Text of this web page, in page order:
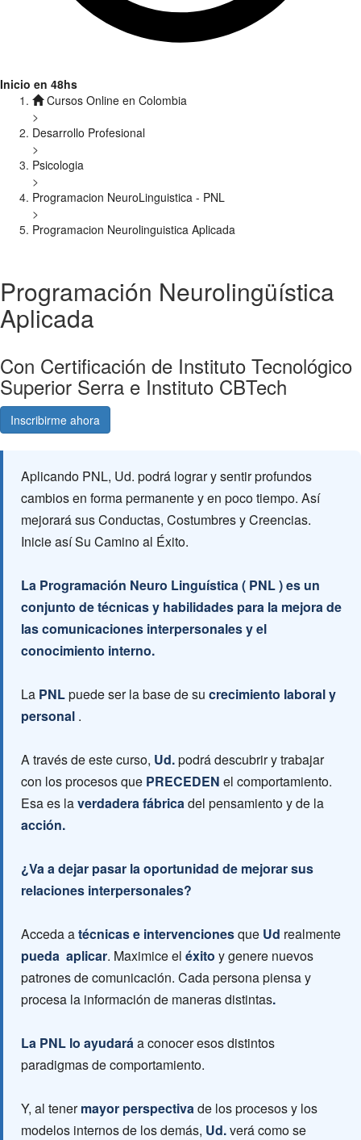
Inicio en 48hs
Cursos Online en Colombia
>
Desarrollo Profesional
>
Psicologia
>
Programacion NeuroLinguistica - PNL
>
Programacion Neurolinguistica Aplicada
Programación Neurolingüística
Aplicada
Con Certificación de Instituto Tecnológico
Superior Serra e Instituto CBTech
Inscribirme ahora
Aplicando PNL, Ud. podrá lograr y sentir profundos
cambios en forma permanente y en poco tiempo. Así
mejorará sus Conductas, Costumbres y Creencias.
Inicie así Su Camino al Éxito.
La Programación Neuro Linguística ( PNL ) es un
conjunto de técnicas y habilidades para la mejora de
las comunicaciones interpersonales y el
conocimiento interno.
La PNLpuede ser la base de su crecimiento laboral y
personal .
A través de este curso, Ud.podrá descubrir y trabajar
con los procesos que PRECEDEN el comportamiento.
Esa es laverdadera fábricadel pensamiento y de la
acción.
¿Va a dejar pasar la oportunidad de mejorar sus
relaciones interpersonales?
Acceda atécnicas e intervencionesque Ud realmente
pueda aplicar. Maximice el éxito y genere nuevos
patrones de comunicación. Cada persona piensa y
procesa la información de maneras distintas.
La PNL lo ayudaráa conocer esos distintos
paradigmas de comportamiento.
Y, al tenermayor perspectivade los procesos y los
modelos internos de los demás, Ud.verá como se